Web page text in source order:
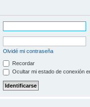
Olvidé mi contraseña
Recordar
Ocultar mi estado de conexión